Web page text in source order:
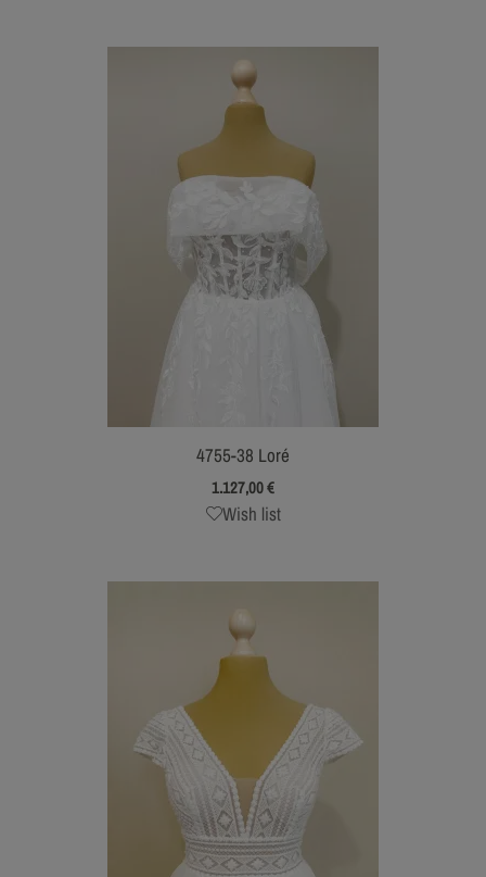
4755-38 Loré
1.127,00€
Wish list